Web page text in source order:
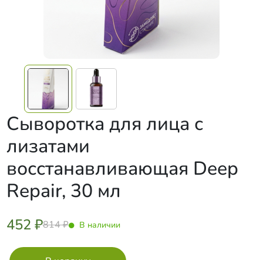
Сыворотка для лица с
лизатами
восстанавливающая Deep
Repair, 30 мл
452 ₽814 ₽ В наличии